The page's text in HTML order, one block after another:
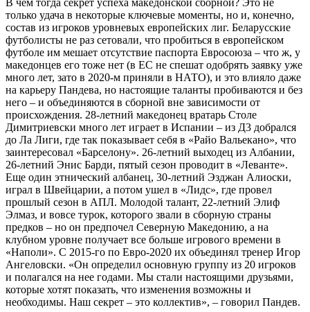
только удача в некоторые ключевые моменты, но и, конечно,
состав из игроков уровневых европейских лиг. Беларусские
футболисты не раз сетовали, что пробиться в европейском
футболе им мешает отсутствие паспорта Евросоюза – что ж, у
македонцев его тоже нет (в ЕС не спешат одобрять заявку уже
много лет, зато в 2020-м приняли в НАТО), и это влияло даже
на карьеру Пандева, но настоящие таланты пробиваются и без
него – и объединяются в сборной вне зависимости от
происхождения. 28-летний македонец вратарь Столе
Димитриевски много лет играет в Испании – из Д3 добрался
до Ла Лиги, где так показывает себя в «Райо Вальекано», что
заинтересовал «Барселону». 26-летний выходец из Албании,
26-летний Энис Барди, пятый сезон проводит в «Леванте».
Еще один этнический албанец, 30-летний Эзджан Алиоски,
играл в Швейцарии, а потом ушел в «Лидс», где провел
прошлый сезон в АПЛ. Молодой талант, 22-летний Элиф
Элмаз, и вовсе турок, которого звали в сборную страны
предков – но он предпочел Северную Македонию, а на
клубном уровне получает все больше игрового времени в
«Наполи». С 2015-го по Евро-2020 их объединял тренер Игор
Ангеловски. «Он определил основную группу из 20 игроков
и полагался на нее годами. Мы стали настоящими друзьями,
которые хотят показать, что изменения возможны и
необходимы. Наш секрет – это коллектив», – говорил Пандев.